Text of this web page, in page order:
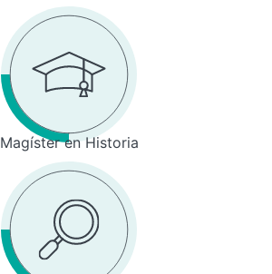
Magíster en Historia